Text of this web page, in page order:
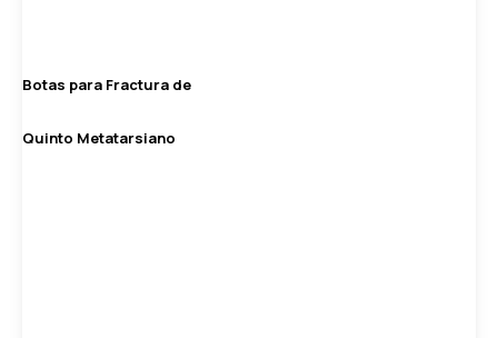
Botas para Fractura de
Quinto Metatarsiano